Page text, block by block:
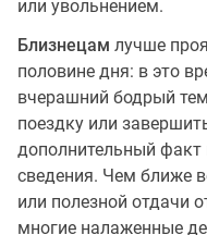
или увольнением.
Близнецам лучше
половине дня: в это
вчерашний бодрый
поездку или
дополнительный
сведения. Чем ближе
или полезной отдачи
многие налаженные